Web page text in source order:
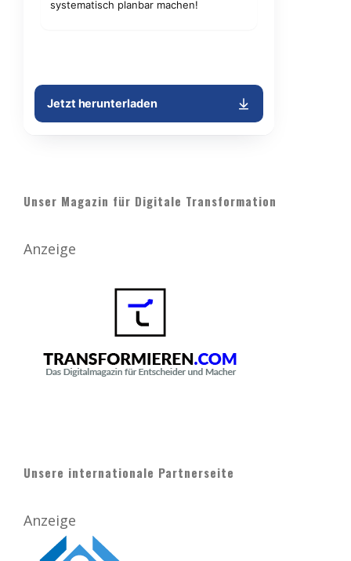
Unser Magazin für Digitale Transformation
Anzeige
Unsere internationale Partnerseite
Anzeige